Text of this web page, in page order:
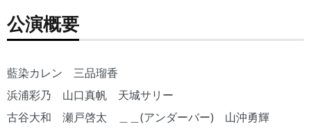
公演概要
藍染カレン 三品瑠香
浜浦彩乃 山口真帆 天城サリー
古谷大和 瀬戸啓太 ＿＿(アンダーバー) 山沖勇輝